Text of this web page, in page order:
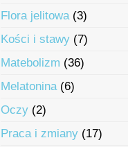
Flora jelitowa(3)
Kości i stawy (7)
Matebolizm (36)
Melatonina(6)
Oczy (2)
Praca i zmiany (17)